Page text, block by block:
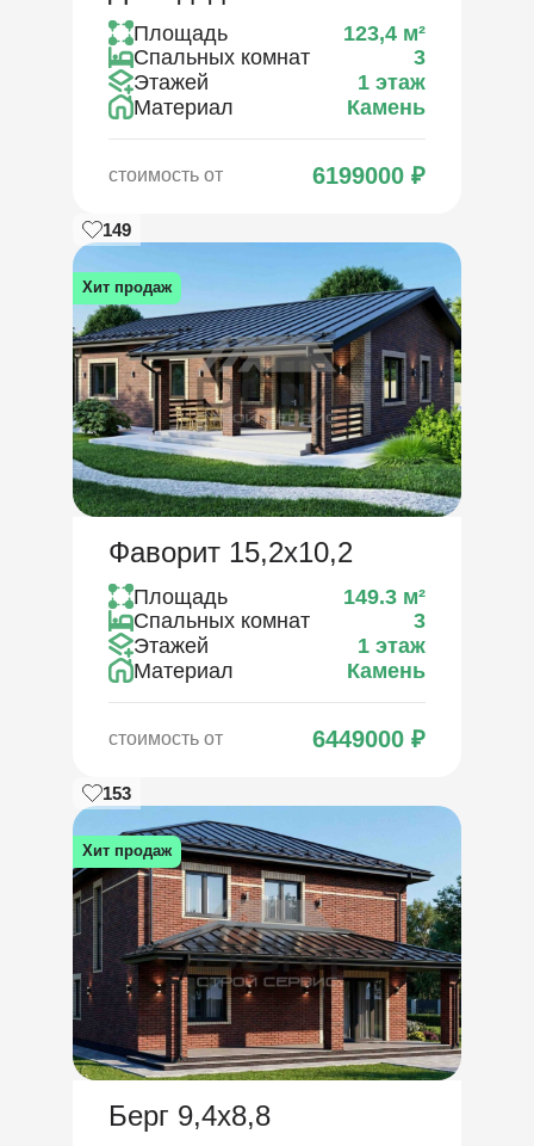
Площадь 123,4 м²
Спальных комнат
3
Этажей
1 этаж
Материал
Камень
стоимость от 6199000 ₽
149
Фаворит 15,2х10,2
Площадь 149.3 м²
Спальных комнат
3
Этажей
1 этаж
Материал
Камень
стоимость от 6449000 ₽
Хит продаж
153
Берг 9,4х8,8
Хит продаж